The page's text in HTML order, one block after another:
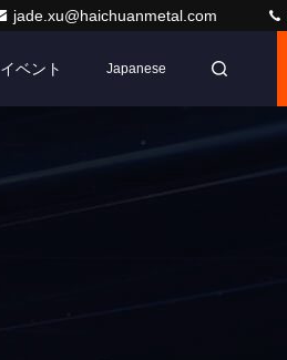
jade.xu@haichuanmetal.com
イベント Japanese